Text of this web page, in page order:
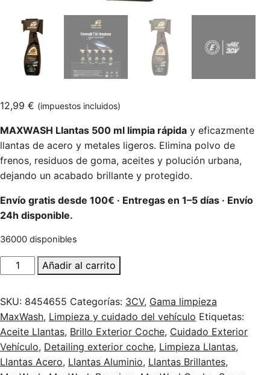
12,99 € (impuestos incluidos)
MAXWASH Llantas 500 ml limpia rápida y eficazmente
llantas de acero y metales ligeros. Elimina polvo de
frenos, residuos de goma, aceites y polución urbana,
dejando un acabado brillante y protegido.
Envío gratis desde 100€ · Entregas en 1–5 días · Envío
24h disponible.
36000 disponibles
MAXWASH Llantas 500 ml – Limpieza profesional de
Añadir al carrito
SKU: 8454655 Categorías: 3CV, Gama limpieza
MaxWash, Limpieza y cuidado del vehículo Etiquetas:
Aceite Llantas, Brillo Exterior Coche, Cuidado Exterior
Vehículo, Detailing exterior coche, Limpieza Llantas,
Llantas Acero, Llantas Aluminio, Llantas Brillantes,